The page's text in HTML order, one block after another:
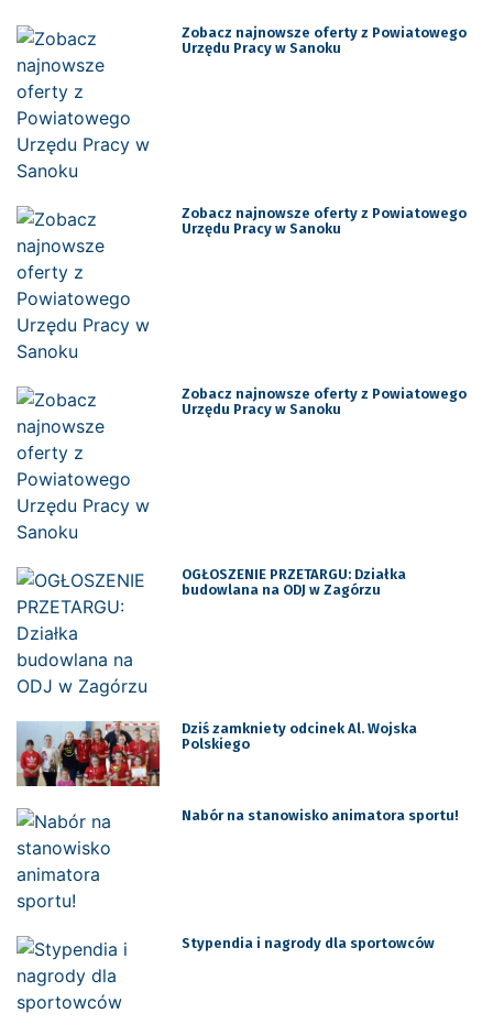
Zobacz najnowsze oferty z Powiatowego
Urzędu Pracy w Sanoku
Zobacz najnowsze oferty z Powiatowego
Urzędu Pracy w Sanoku
Zobacz najnowsze oferty z Powiatowego
Urzędu Pracy w Sanoku
OGŁOSZENIE PRZETARGU: Działka
budowlana na ODJ w Zagórzu
Dziś zamkniety odcinek Al. Wojska
Polskiego
Nabór na stanowisko animatora sportu!
Stypendia i nagrody dla sportowców